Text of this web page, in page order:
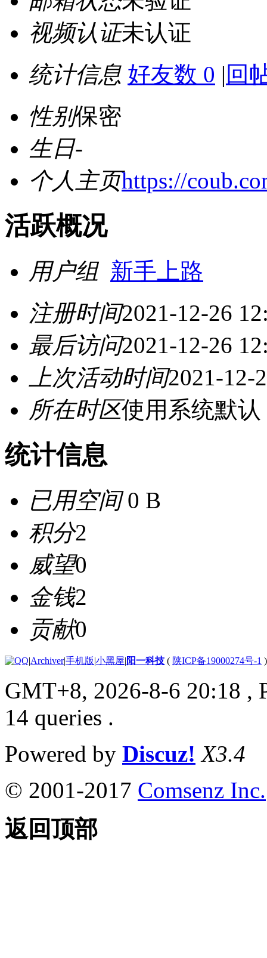
视频认证未认证
统计信息 好友数 0 | 回
性别保密
生日-
个人主页https://
活跃概况
用户组 新手上路
注册时间2021-12-26
最后访问2021-12-26
上次活动时间2021-12-
所在时区使用系统默认
统计信息
已用空间0 B
积分2
威望0
金钱2
贡献0
|Archiver|手机版|小黑屋| 阳一科技 ( 陕ICP备19000274号-1 )
GMT+8, 2026-8-6 20:18 ,
14 queries .
Powered by Discuz! X3.4
© 2001-2017 Comsenz Inc.
返回顶部